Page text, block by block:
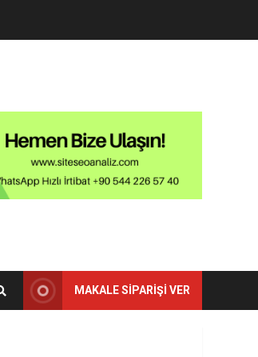
MAKALE SIPARIŞI VER